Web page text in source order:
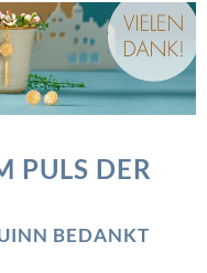
PULS DER
BEDANKT